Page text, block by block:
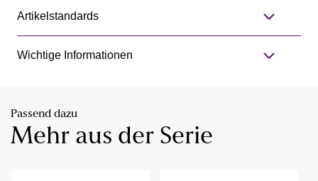
Artikelstandards
Wichtige Informationen
Passend dazu
Mehr aus der Serie